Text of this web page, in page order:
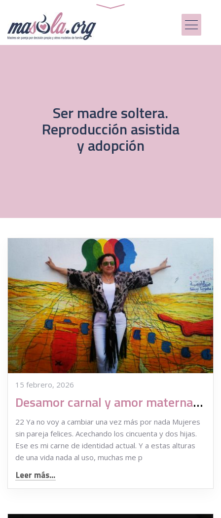
Ser madre soltera.
Reproducción asistida
y adopción
15 febrero, 2026
Desamor carnal y amor maternal, claves para un buen cóctel de ataraxia
22 Ya no voy a cambiar una vez más por nada Mujeres
sin pareja felices. Acechando los cincuenta y dos hijas.
Ese es mi carne de identidad actual. Y a estas alturas
de una vida nada al uso, muchas me p
Leer más...